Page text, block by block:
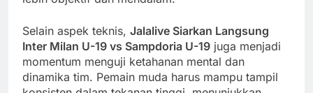
Selain aspek teknis, Jalalive Siarkan Langsung
Inter Milan U-19 vs Sampdoria U-19 juga menjadi
momentum menguji ketahanan mental dan
dinamika tim. Pemain muda harus mampu tampil